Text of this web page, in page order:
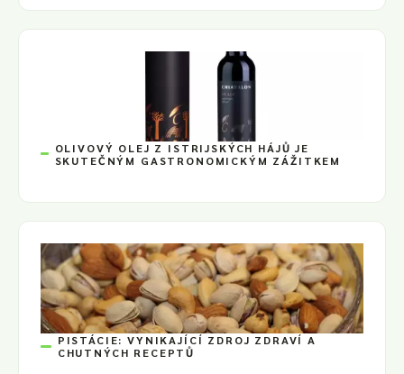
OLIVOVÝ OLEJ Z ISTRIJSKÝCH HÁJŮ JE
SKUTEČNÝM GASTRONOMICKÝM ZÁŽITKEM
PISTÁCIE: VYNIKAJÍCÍ ZDROJ ZDRAVÍ A
CHUTNÝCH RECEPTŮ